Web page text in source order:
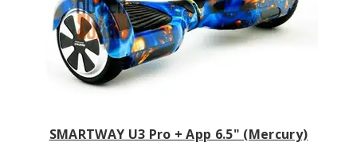
SMARTWAY U3 Pro + App 6.5" (Mercury)